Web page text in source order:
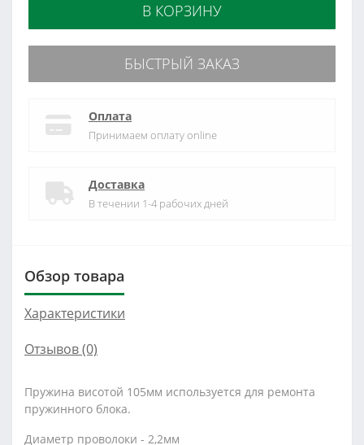
В КОРЗИНУ
БЫСТРЫЙ ЗАКАЗ
Оплата
Принимаем оплату online
Доставка
В течении 1-4 рабочих дней
Обзор товара
Характеристики
Отзывов (0)
Пружина висотой 105мм используется для ремонта
пружинного блока.
Диаметр проволоки - 2,2мм